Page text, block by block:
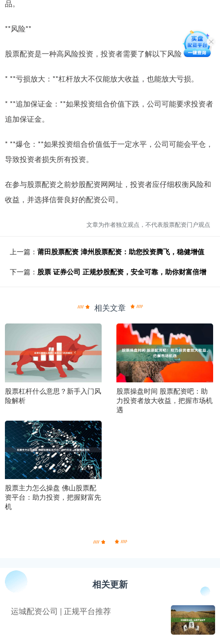
品。
**风险**
股票配资是一种高风险投资，投资者需要了解以下风险：
* **亏损放大：**杠杆放大不仅能放大收益，也能放大亏损。
* **追加保证金：**如果投资组合价值下跌，公司可能要求投资者
追加保证金。
* **爆仓：**如果投资组合价值低于一定水平，公司可能会平仓，
导致投资者损失所有投资。
在参与股票配资之前炒股配资网网址，投资者应仔细权衡风险和
收益，并选择信誉良好的配资公司。
文章为作者独立观点，不代表股票配资门户观点
上一篇： 莆田股票配资 漳州股票配资：助您投资腾飞，稳健增值
下一篇： 股票 证券公司 正规炒股配资，安全可靠，助你财富倍增
相关文章
股票杠杆什么意思？新手入门风
险解析
股票操盘时间 股票配资吧：助
力投资者放大收益，把握市场机
遇
股票主力怎么操盘 佛山股票配
资平台：助力投资，把握财富先
机
相关更新
运城配资公司 | 正规平台推荐